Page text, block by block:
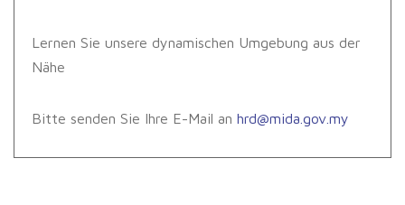
Lernen Sie unsere dynamischen Umgebung aus der
Nähe
Bitte senden Sie Ihre E-Mail an hrd@mida.gov.my